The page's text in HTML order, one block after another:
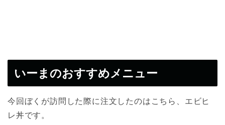
いーまのおすすめメニュー
今回ぼくが訪問した際に注文したのはこちら、エビヒ
レ丼です。